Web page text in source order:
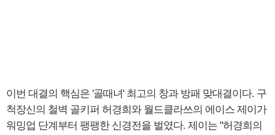
이번 대결의 핵심은 '골때녀' 최고의 창과 방패 맞대결이다. 구
척장신의 철벽 골키퍼 허경희와 월드클라쓰의 에이스 제이가
워밍업 단계부터 팽팽한 신경전을 벌였다. 제이는 "허경희의